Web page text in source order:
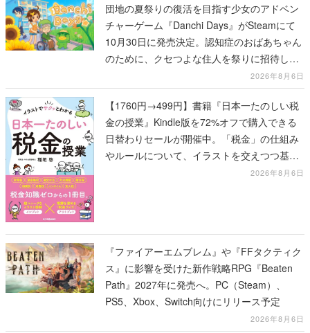
団地の夏祭りの復活を目指す少女のアドベン
チャーゲーム『Danchi Days』がSteamにて
10月30日に発売決定。認知症のおばあちゃん
のために、クセつよな住人を祭りに招待して
2026年8月6日
【1760円→499円】書籍『日本一たのしい税
金の授業』Kindle版を72%オフで購入できる
日替わりセールが開催中。「税金」の仕組み
やルールについて、イラストを交えつつ基本
2026年8月6日
『ファイアーエムブレム』や『FFタクティク
ス』に影響を受けた新作戦略RPG『Beaten
Path』2027年に発売へ。PC（Steam）、
PS5、Xbox、Switch向けにリリース予定
2026年8月6日